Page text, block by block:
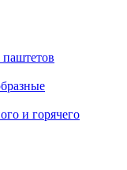
и горячего